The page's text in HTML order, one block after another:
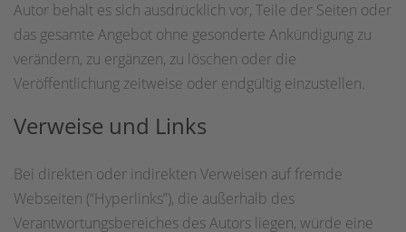
Autor behält es sich ausdrücklich vor, Teile der Seiten oder
das gesamte Angebot ohne gesonderte Ankündigung zu
verändern, zu ergänzen, zu löschen oder die
Veröffentlichung zeitweise oder endgültig einzustellen.
Verweise und Links
Bei direkten oder indirekten Verweisen auf fremde
Webseiten (“Hyperlinks”), die außerhalb des
Verantwortungsbereiches des Autors liegen, würde eine